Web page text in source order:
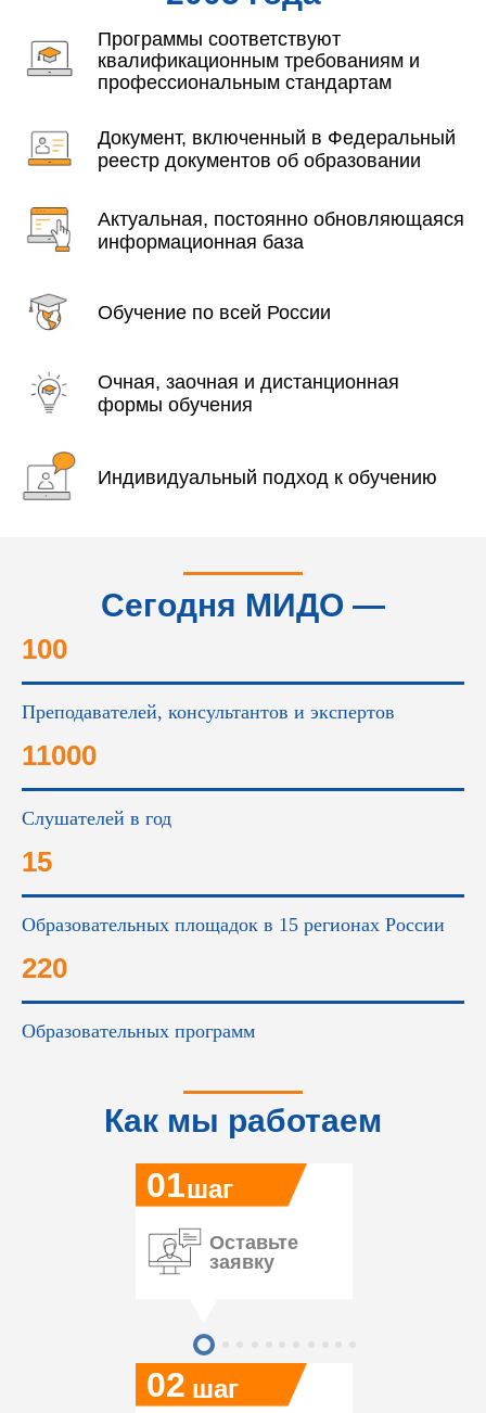
Программы соответствуют
квалификационным требованиям и
профессиональным стандартам
Документ, включенный в Федеральный
реестр документов об образовании
Актуальная, постоянно обновляющаяся
информационная база
Обучение по всей России
Очная, заочная и дистанционная
формы обучения
Индивидуальный подход к обучению
Сегодня МИДО —
100
Преподавателей, консультантов и экспертов
11000
Слушателей в год
15
Образовательных площадок в 15 регионах России
220
Образовательных программ
Как мы работаем
02
01
Оставьте
заявку
шаг
шаг